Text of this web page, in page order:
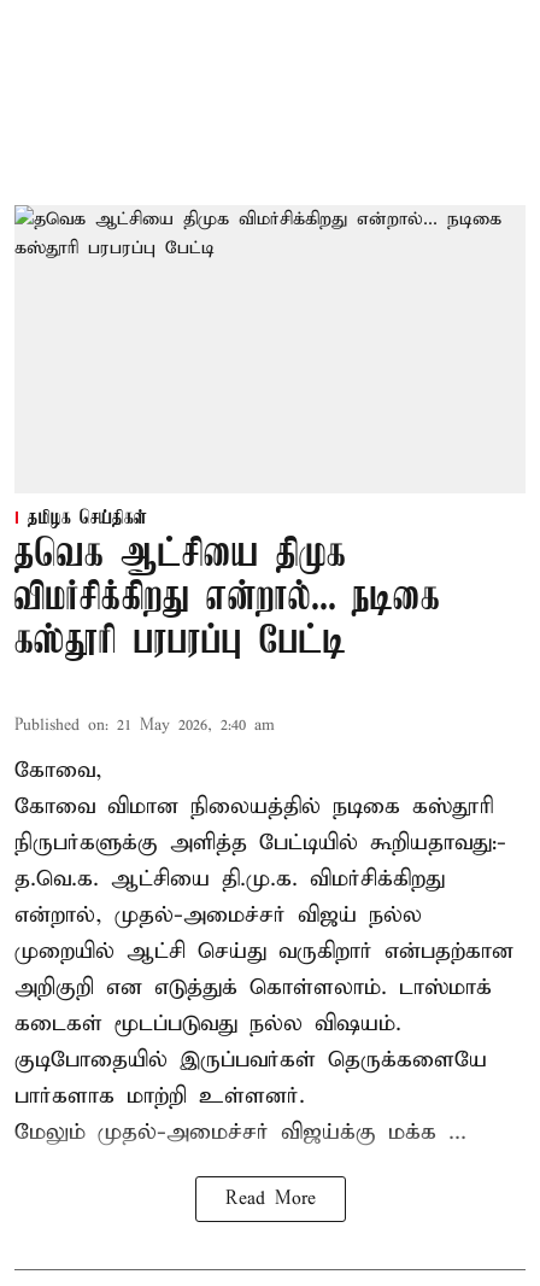
தமிழக செய்திகள்
தவெக ஆட்சியை திமுக
விமர்சிக்கிறது என்றால்... நடிகை
கஸ்தூரி பரபரப்பு பேட்டி
Published on: 21 May 2026, 2:40 am
கோவை,
கோவை விமான நிலையத்தில் நடிகை கஸ்தூரி
நிருபர்களுக்கு அளித்த பேட்டியில் கூறியதாவது:-
த.வெ.க. ஆட்சியை தி.மு.க. விமர்சிக்கிறது
என்றால், முதல்-அமைச்சர் விஜய் நல்ல
முறையில் ஆட்சி செய்து வருகிறார் என்பதற்கான
அறிகுறி என எடுத்துக் கொள்ளலாம். டாஸ்மாக்
கடைகள் மூடப்படுவது நல்ல விஷயம்.
குடிபோதையில் இருப்பவர்கள் தெருக்களையே
பார்களாக மாற்றி உள்ளனர்.
மேலும் முதல்-அமைச்சர் விஜய்க்கு மக்க ...
Read More